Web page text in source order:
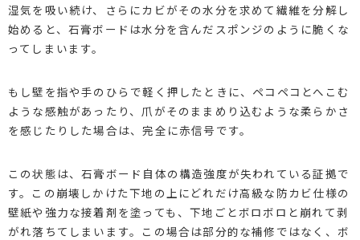
湿気を吸い続け、さらにカビがその水分を求めて繊維を分解し
始めると、石膏ボードは水分を含んだスポンジのように脆くな
ってしまいます。
もし壁を指や手のひらで軽く押したときに、ペコペコとへこむ
ような感触があったり、爪がそのままめり込むような柔らかさ
を感じたりした場合は、完全に赤信号です。
この状態は、石膏ボード自体の構造強度が失われている証拠で
す。この崩壊しかけた下地の上にどれだけ高級な防カビ仕様の
壁紙や強力な接着剤を塗っても、下地ごとボロボロと崩れて剥
がれ落ちてしまいます。この場合は部分的な補修ではなく、ボ